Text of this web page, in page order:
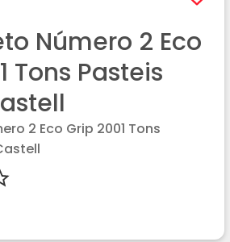
Número 2 Eco
Tons Pasteis
2 Eco Grip 2001 Tons